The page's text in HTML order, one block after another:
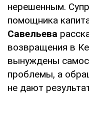
нерешенным.
помощника
Савельева
возвращения в
вынуждены
проблемы, а
не дают